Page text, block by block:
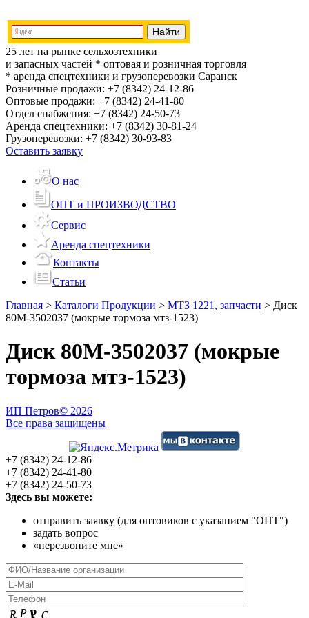
25 лет на рынке сельхозтехники
и запасных частей * оптовая и розничная торговля
* аренда спецтехники и грузоперевозки Саранск
Розничные продажи: +7 (8342) 24-12-86
Оптовые продажи: +7 (8342) 24-41-80
Отдел снабжения: +7 (8342) 24-50-73
Аренда спецтехники: +7 (8342) 30-81-24
Грузоперевозки: +7 (8342) 30-93-83
Оставить заявку
О нас
ОПТ и ПРОИЗВОДСТВО
Сервис
Аренда спецтехники
Контакты
Статьи
Главная > Каталоги Продукции > МТЗ 1221, запчасти > Диск
80М-3502037 (мокрые тормоза мтз-1523)
Диск 80М-3502037 (мокрые
тормоза мтз-1523)
ИП Петров© 2026
Все права защищены
+7 (8342) 24-12-86
+7 (8342) 24-41-80
+7 (8342) 24-50-73
Здесь вы можете:
отправить заявку (для оптовиков с указанием "ОПТ")
задать вопрос
«перезвоните мне»